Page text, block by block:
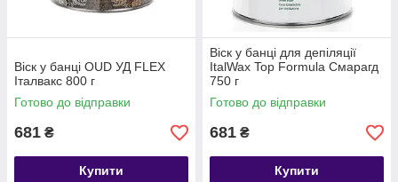
Віск у банці OUD УД FLEX
Італвакс 800 г
Готово до відправки
681 ₴
Купити
Віск у банці для депіляції
ItalWax Top Formula Смарагд
750 г
Готово до відправки
681 ₴
Купити